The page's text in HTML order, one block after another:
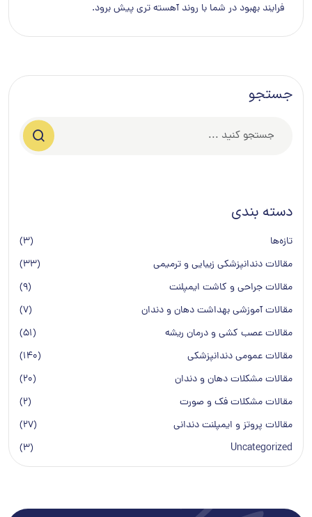
فرایند بهبود در شما با روند آهسته تری پیش برود.
جستجو
دسته بندی
تازه‌ها
(3)
مقالات دندانپزشکی زیبایی و ترمیمی
(33)
مقالات جراحی و کاشت ایمپلنت
(9)
مقالات آموزشی بهداشت دهان و دندان
(7)
مقالات عصب کشی و درمان ریشه
(51)
مقالات عمومی دندانپزشكی
(140)
مقالات مشکلات دهان و دندان
(20)
مقالات مشکلات فک و صورت
(2)
مقالات پروتز و ایمپلنت دندانی
(27)
Uncategorized
(3)